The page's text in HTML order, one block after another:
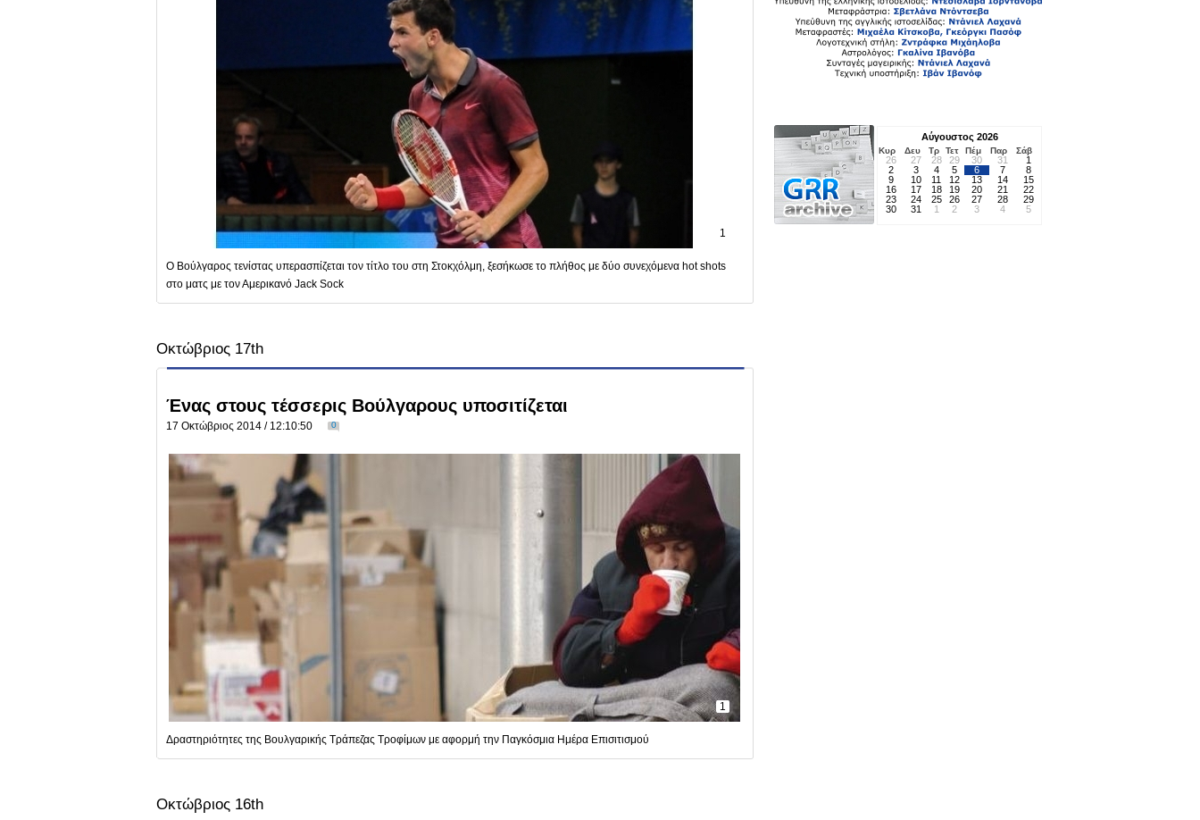
1
Ο Βούλγαρος τενίστας υπερασπίζεται τον τίτλο του στη Στοκχόλμη, ξεσήκωσε το πλήθος με δύο συνεχόμενα hot shots
στο ματς με τον Αμερικανό Jack Sock
Οκτώβριος 17th
Ένας στους τέσσερις Βούλγαρους υποσιτίζεται
17 Οκτώβριος 2014 / 12:10:50 0
1
Δραστηριότητες της Βουλγαρικής Τράπεζας Τροφίμων με αφορμή την Παγκόσμια Ημέρα Επισιτισμού
Οκτώβριος 16th
Αύγουστος 2026
Κυρ Δευ Τρ Τετ Πέμ Παρ Σάβ
26 27 28 29 30 31
1
2
3 4 5 6 7
8
9
10 11 12 13 14
15
16
17 18 19 20 21
22
23
24 25 26 27 28
29
30
31 1 2 3 4 5